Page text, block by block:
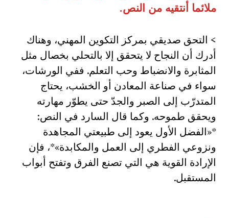
ملائما أنتقيه من النص.
> التحق صديقي بمركز التكوين المهني، وهناك
أدرك أن النجاح لا يتحقق إلا بالتحلي بخصال مثل
المثابرة والانضباط وحب التعلم. ففي الورشات،
سواء في صناعة المعادن أو الخشب، يحتاج
المتدرّب إلى الصبر والجدّ حتى يطوّر مهارته
ويحقق طموحه. وكما قال السارد في النص:
*«الفضل الأول يعود إلى طبيعتي المجاهدة
ونزوعي الفطري إلى العمل والمكابدة»*، فإن
الإرادة القوية هي التي تصنع الفرق وتفتح أبواب
المستقبل.